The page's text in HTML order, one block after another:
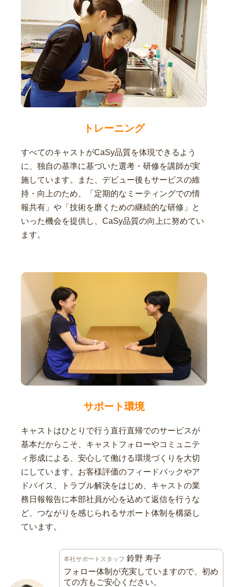
トレーニング
すべてのキャストがCaSy品質を体現できるよう
に、独自の基準に基づいた選考・研修を講師が実
施しています。また、デビュー後もサービスの維
持・向上のため、「定期的なミーティングでの情
報共有」や「技術を磨くための継続的な研修」と
いった機会を提供し、CaSy品質の向上に努めてい
ます。
サポート環境
キャストはひとりで行う直行直帰でのサービスが
基本だからこそ、キャストフォローやコミュニテ
ィ形成による、安心して働ける環境づくりを大切
にしています。お客様評価のフィードバックやア
ドバイス、トラブル解決をはじめ、キャストの業
務日報報告に本部社員が心を込めて返信を行うな
ど、つながりを感じられるサポート体制を構築し
ています。
本社サポートスタッフ 鈴野 寿子
フォロー体制が充実していますので、初め
ての方もご安心ください。